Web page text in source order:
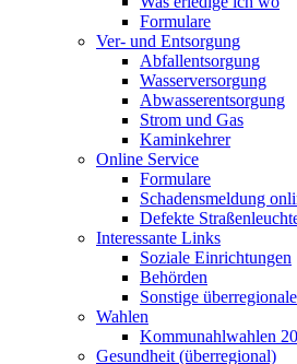
Formulare
Ver- und Entsorgung
Abfallentsorgung
Wasserversorgung
Abwasserentsorgung
Strom und Gas
Kaminkehrer
Online Service
Formulare
Schadensmeldung
Defekte
Interessante Links
Soziale Einrichtungen
Behörden
Sonstige
Wahlen
Kommunahlwahlen
Gesundheit (überregional)